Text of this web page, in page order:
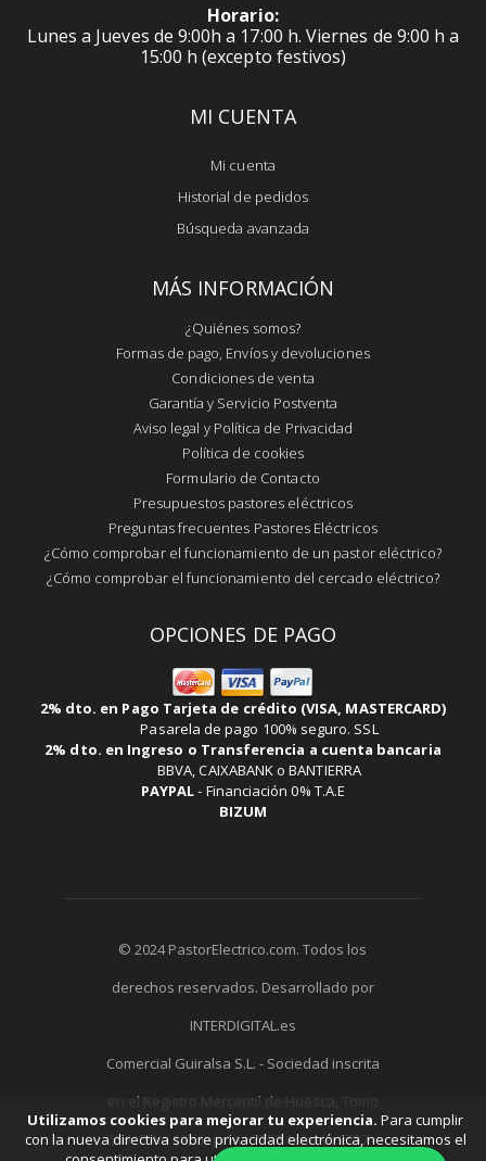
Utilizamos cookies para mejorar tu experiencia. Para cumplir
con la nueva directiva sobre privacidad electrónica, necesitamos el
Horario:
Lunes a Jueves de 9:00h a 17:00 h. Viernes de 9:00 h a
15:00 h (excepto festivos)
MI CUENTA
Mi cuenta
Historial de pedidos
Búsqueda avanzada
MÁS INFORMACIÓN
¿Quiénes somos?
Formas de pago, Envíos y devoluciones
Condiciones de venta
Garantía y Servicio Postventa
Aviso legal y Política de Privacidad
Política de cookies
Formulario de Contacto
Presupuestos pastores eléctricos
Preguntas frecuentes Pastores Eléctricos
¿Cómo comprobar el funcionamiento de un pastor eléctrico?
¿Cómo comprobar el funcionamiento del cercado eléctrico?
OPCIONES DE PAGO
2% dto. en Pago Tarjeta de crédito (VISA, MASTERCARD)
Pasarela de pago 100% seguro. SSL
2% dto. en Ingreso o Transferencia a cuenta bancaria
BBVA, CAIXABANK o BANTIERRA
PAYPAL- Financiación 0% T.A.E
BIZUM
© 2024 PastorElectrico.com. Todos los
derechos reservados. Desarrollado por
INTERDIGITAL.es
Comercial Guiralsa S.L. - Sociedad inscrita
en el Registro Mercantil de Huesca, Tomo
511, Folio 19, Hoja HU-7752 Asiento 2237 -